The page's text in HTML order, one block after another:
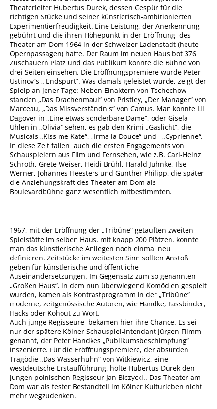
Theaterleiter Hubertus Durek, dessen Gespür für die
richtigen Stücke und seiner künstlerisch-ambitionierten
Experimentierfreudigkeit. Eine Leistung, der Anerkennung
gebührt und die ihren Höhepunkt in der Eröffnung des
Theater am Dom 1964 in der Schweizer Ladenstadt (heute
Opernpassagen) hatte. Der Raum im neuen Haus bot 376
Zuschauern Platz und das Publikum konnte die Bühne von
drei Seiten einsehen. Die Eröffnungspremiere wurde Peter
Ustinov`s „ Endspurt“. Was damals geleistet wurde, zeigt der
Spielplan jener Tage: Neben Einaktern von Tschechow
standen „Das Drachenmaul“ von Pristley, „Der Manager“ von
Marceau, „Das Missverständnis“ von Camus. Man konnte Lil
Dagover in „Eine etwas sonderbare Dame“, oder Gisela
Uhlen in „Olivia“ sehen, es gab den Krimi „Gaslicht“, die
Musicals „Kiss me Kate“, „Irma la Douce“ und „Cyprienne“.
In diese Zeit fallen auch die ersten Engagements von
Schauspielern aus Film und Fernsehen, wie z.B. Carl-Heinz
Schroth, Grete Weiser, Heidi Brühl, Harald Juhnke, Ilse
Werner, Johannes Heesters und Gunther Philipp, die später
die Anziehungskraft des Theater am Dom als
Boulevardbühne ganz wesentlich mitbestimmten.
1967, mit der Eröffnung der „Tribüne“ getauften zweiten
Spielstätte im selben Haus, mit knapp 200 Plätzen, konnte
man das künstlerische Anliegen noch einmal neu
definieren. Zeitstücke im weitesten Sinn sollten Anstoß
geben für künstlerische und öffentliche
Auseinandersetzungen. Im Gegensatz zum so genannten
„Großen Haus“, in dem nun überwiegend Komödien gespielt
wurden, kamen als Kontrastprogramm in der „Tribüne“
moderne, zeitgenössische Autoren, wie Handke, Fassbinder,
Hacks oder Kohout zu Wort.
Auch junge Regisseure bekamen hier ihre Chance. Es sei
nur der spätere Kölner Schauspiel-Intendant Jürgen Flimm
genannt, der Peter Handkes „Publikumsbeschimpfung“
inszenierte. Für die Eröffnungspremiere, der absurden
Tragödie „Das Wasserhuhn“ von Witkiewicz, eine
westdeutsche Erstaufführung, holte Hubertus Durek den
jungen polnischen Regisseur Jan Biczycki.. Das Theater am
Dom war als fester Bestandteil im Kölner Kulturleben nicht
mehr wegzudenken.